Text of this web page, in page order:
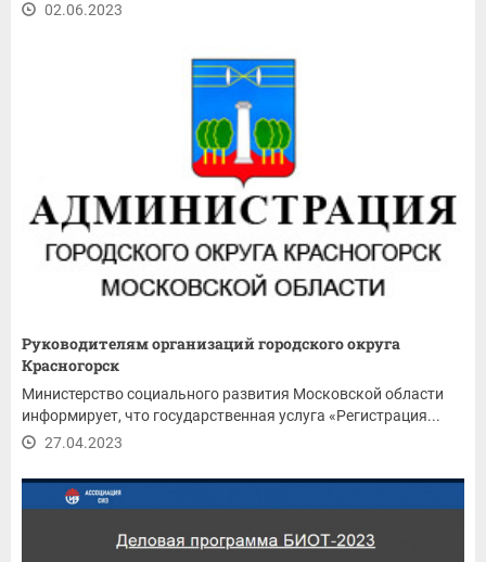
02.06.2023
Руководителям организаций городского округа
Красногорск
Министерство социального развития Московской области
информирует, что государственная услуга «Регистрация...
27.04.2023